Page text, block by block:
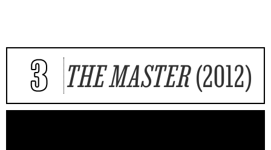
3 THE MASTER(2012)